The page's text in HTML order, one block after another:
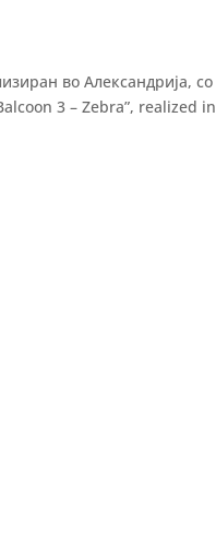
во Александрија, со
3 – Zebra”, realized in